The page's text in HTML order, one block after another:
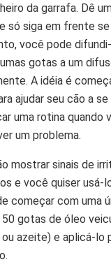
da garrafa. Dê
só siga em frente
você pode
gotas a um
A idéia é
ajudar seu cão a
uma rotina quando
um problema.
mostrar sinais de
e você quiser usá-
começar com uma
gotas de óleo
ou azeite) e aplicá-lo